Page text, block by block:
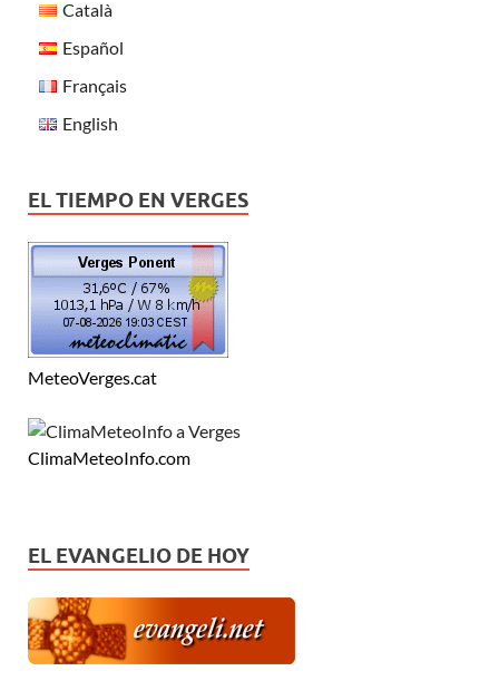
Català
Español
Français
English
EL TIEMPO EN VERGES
MeteoVerges.cat
ClimaMeteoInfo.com
EL EVANGELIO DE HOY